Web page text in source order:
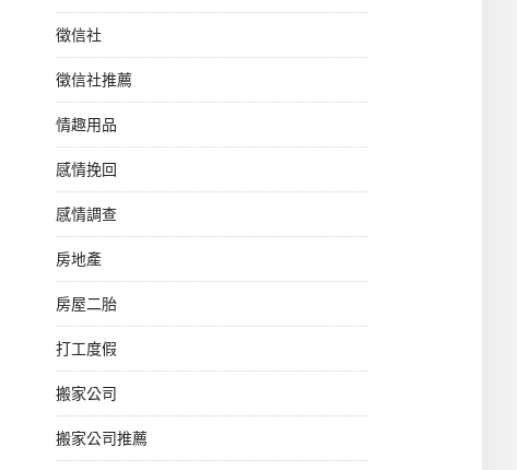
徵信社
徵信社推薦
情趣用品
感情挽回
感情調查
房地產
房屋二胎
打工度假
搬家公司
搬家公司推薦